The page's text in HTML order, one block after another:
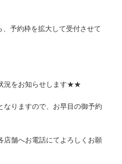
予約枠を拡大して受付させて
況をお知らせします★★
なりますので、お早目の御予約
店舗へお電話にてよろしくお願